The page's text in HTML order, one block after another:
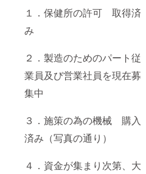
１．保健所の許可 取得済
み
２．製造のためのパート従
業員及び営業社員を現在募
集中
３．施策の為の機械 購入
済み（写真の通り）
４．資金が集まり次第、大